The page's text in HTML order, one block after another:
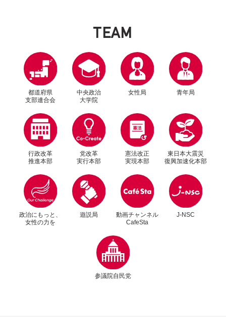
TEAM
都道府県
支部連合会
中央政治
大学院
女性局 青年局
行政改革
推進本部
党改革
実行本部
憲法改正
実現本部
東日本大震災
復興加速化本部
政治にもっと、
女性の力を
別ウィンドウリンク
遊説局
別ウィンドウリンク
動画チャンネル
CafeSta
J-NSC
参議院自民党
別ウィンドウリンク